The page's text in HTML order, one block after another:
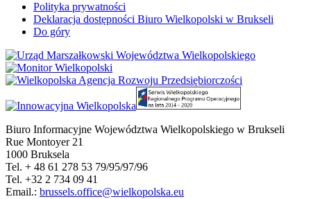
Polityka prywatności
Deklaracja dostępności Biuro Wielkopolski w Brukseli
Do góry
Biuro Informacyjne Województwa Wielkopolskiego w Brukseli
Rue Montoyer 21
1000 Bruksela
Tel. + 48 61 278 53 79/95/97/96
Tel. +32 2 734 09 41
Email.: brussels.office@wielkopolska.eu